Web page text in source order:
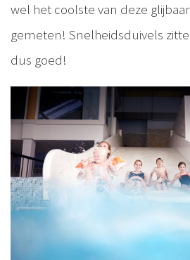
wel het coolste van deze
gemeten! Snelheidsduivels
dus goed!